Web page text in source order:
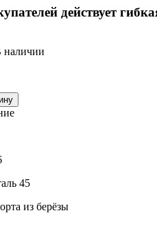
действует
наличии
45
из берёзы